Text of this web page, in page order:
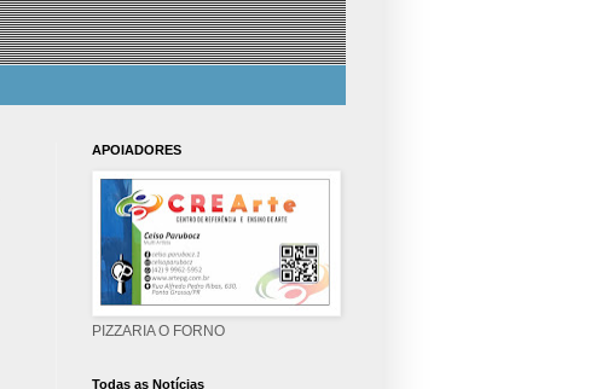
APOIADORES
PIZZARIA O FORNO
Todas as Notícias